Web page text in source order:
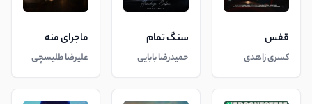
قفس
کسری زاهدی
سنگ تمام
حمیدرضا بابایی
ماجرای منه
علیرضا طلیسچی